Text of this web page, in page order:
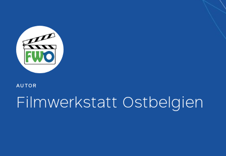
AUTOR
Filmwerkstatt Ostbelgien